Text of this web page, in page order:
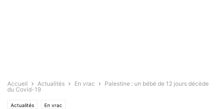
Accueil Actualités En vrac
Palestine : un bébé de 12 jours décède
du Covid-19
Actualités En vrac